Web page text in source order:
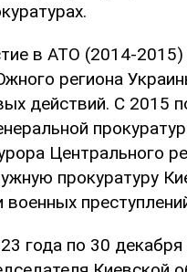
в АТО (2014-
региона
действий. С 2015
Центрального
прокуратуру
военных
года по 30